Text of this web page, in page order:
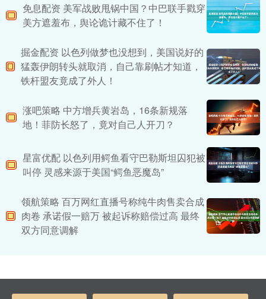
免息配资 美军战败甩锅中国？中巴联手戳穿
美方遮羞布，舆论诡计藏不住了！
掘金配资 以色列做梦也没想到，美国说好的
猛轰伊朗转头就取消，自己靠刷帖才知道，
铁杆盟友竟成了外人！
涨吧策略 中方增兵黄岩岛，16条新规落
地！菲防长怒了，竟对自己人开刀？
星富优配 以色列用鳄鱼看守巴勒斯坦囚犯被
叫停 灵感来源于美国“鳄鱼恶魔岛”
领航策略 百万网红直播号称纯牛肉售卖合成
肉卷 承诺假一赔万 被起诉称赔偿过高 最终
双方同意调解